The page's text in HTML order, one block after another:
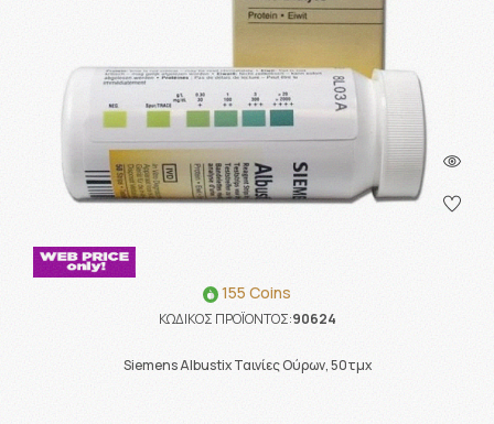
155 Coins
ΚΩΔΙΚΟΣ ΠΡΟΪΟΝΤΟΣ:90624
Siemens Albustix Ταινίες Ούρων, 50τμχ